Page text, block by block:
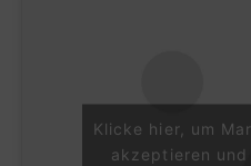
Klicke hier, um
akzeptieren